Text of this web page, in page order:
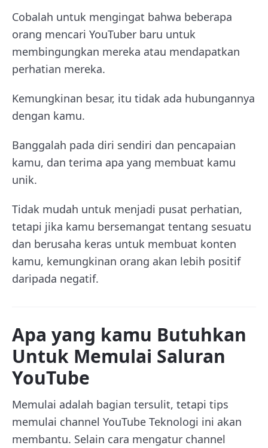
Cobalah untuk mengingat bahwa beberapa
orang mencari YouTuber baru untuk
membingungkan mereka atau mendapatkan
perhatian mereka.
Kemungkinan besar, itu tidak ada hubungannya
dengan kamu.
Banggalah pada diri sendiri dan pencapaian
kamu, dan terima apa yang membuat kamu
unik.
Tidak mudah untuk menjadi pusat perhatian,
tetapi jika kamu bersemangat tentang sesuatu
dan berusaha keras untuk membuat konten
kamu, kemungkinan orang akan lebih positif
daripada negatif.
Apa yang kamu Butuhkan
Untuk Memulai Saluran
YouTube
Memulai adalah bagian tersulit, tetapi tips
memulai channel YouTube Teknologi ini akan
membantu. Selain cara mengatur channel